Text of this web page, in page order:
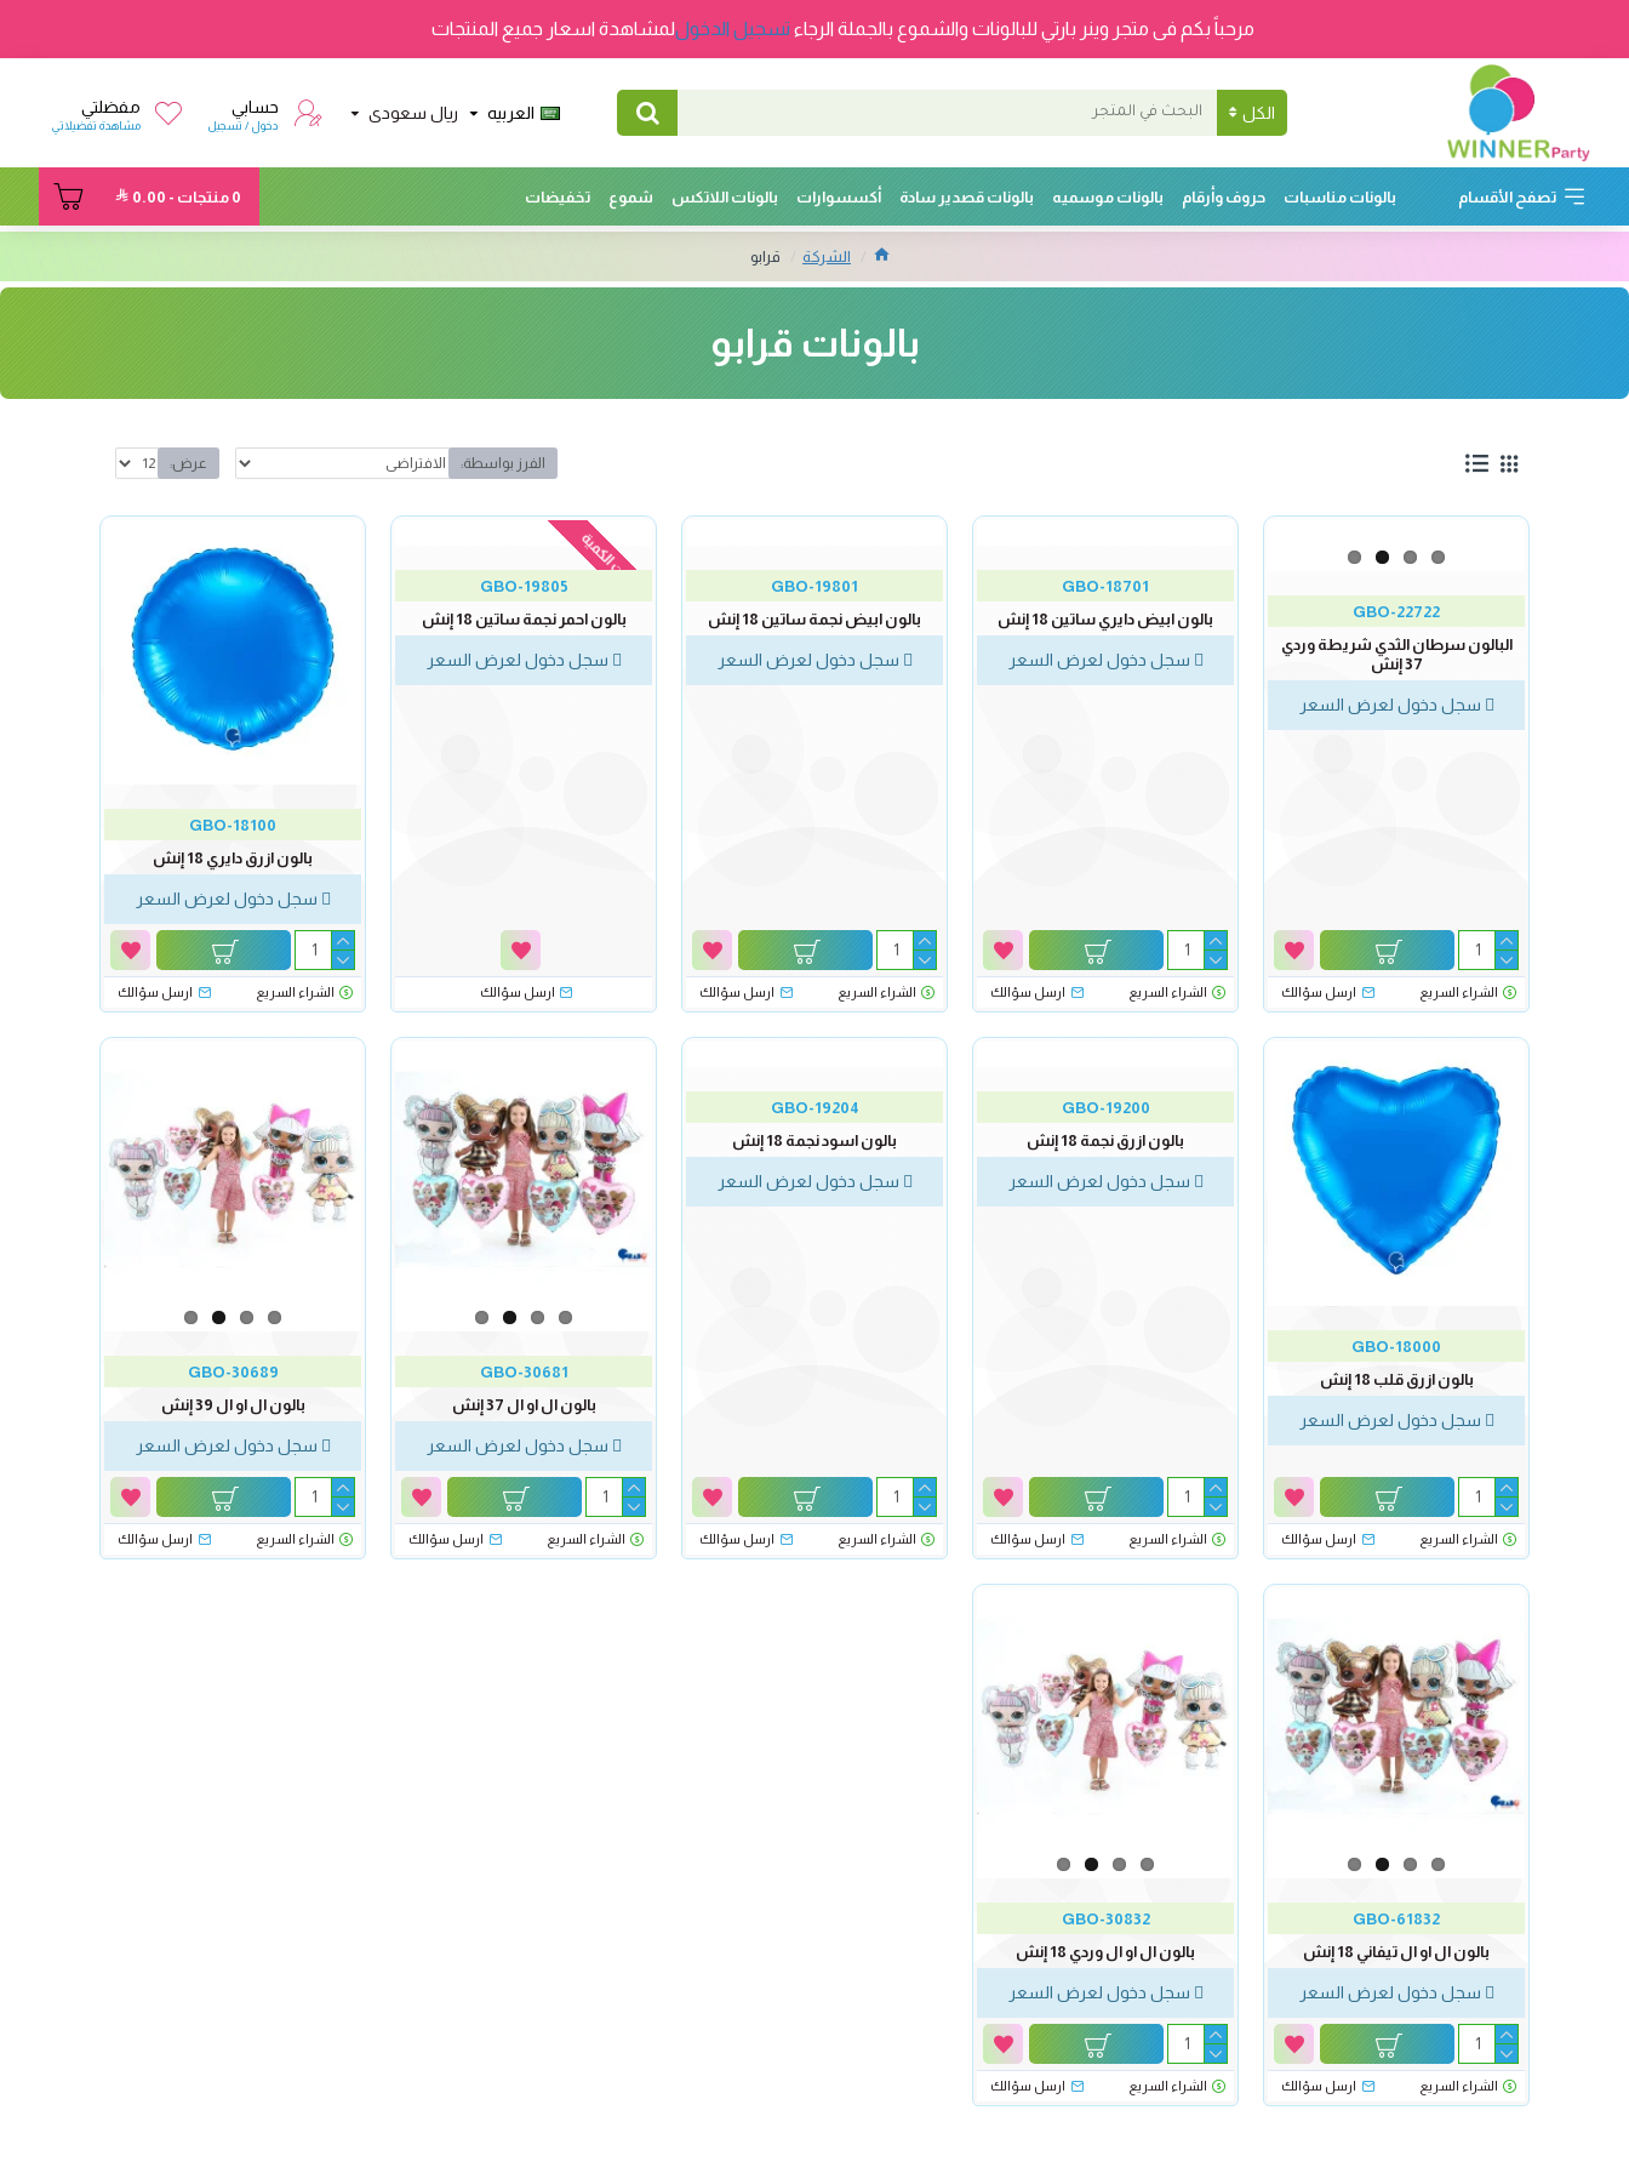
مرحباً بكم فى متجر وينر بارتي للبالونات والشموع بالجملة الرجاء تسجيل الدخوللمشاهدة اسعار جميع المنتجات
الكل العربيه ريال سعودى حسابي
دخول / تسجيل
مفضلتي
مشاهدة تفضيلاتي
تصفح الأقسام بالونات مناسبات حروف وأرقام بالونات موسميه بالونات قصدير سادة أكسسوارات بالونات اللاتكس شموع تخفيضات 0 منتجات - 0.00
الشركة قرابو
بالونات قرابو
الفرز بواسطة: عرض:
GBO-22722
البالون سرطان الثدي شريطة وردي
37 إنش
سجل دخول لعرض السعر
الشراء السريع ارسل سؤالك
GBO-18701
بالون ابيض دايري ساتين 18 إنش
سجل دخول لعرض السعر
الشراء السريع ارسل سؤالك
GBO-19801
بالون ابيض نجمة ساتين 18 إنش
سجل دخول لعرض السعر
الشراء السريع ارسل سؤالك
نفدت الكمية GBO-19805
بالون احمر نجمة ساتين 18 إنش
سجل دخول لعرض السعر
ارسل سؤالك
GBO-18100
بالون ازرق دايري 18 إنش
سجل دخول لعرض السعر
الشراء السريع ارسل سؤالك
GBO-18000
بالون ازرق قلب 18 إنش
سجل دخول لعرض السعر
الشراء السريع ارسل سؤالك
GBO-19200
بالون ازرق نجمة 18 إنش
سجل دخول لعرض السعر
الشراء السريع ارسل سؤالك
GBO-19204
بالون اسود نجمة 18 إنش
سجل دخول لعرض السعر
الشراء السريع ارسل سؤالك
GBO-30681
بالون ال او ال 37 إنش
سجل دخول لعرض السعر
الشراء السريع ارسل سؤالك
GBO-30689
بالون ال او ال 39 إنش
سجل دخول لعرض السعر
الشراء السريع ارسل سؤالك
GBO-61832
بالون ال او ال تيفاني 18 إنش
سجل دخول لعرض السعر
الشراء السريع ارسل سؤالك
GBO-30832
بالون ال او ال وردي 18 إنش
سجل دخول لعرض السعر
الشراء السريع ارسل سؤالك